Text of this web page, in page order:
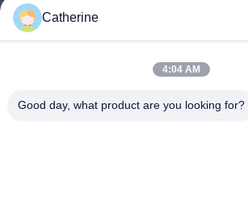
padraic@huayumachine.cn
Catherine
4:04 AM
Good day, what product are you looking for?